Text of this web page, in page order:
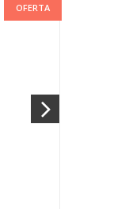
OFERTA